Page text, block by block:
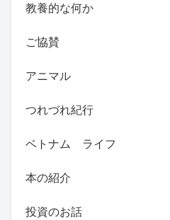
教養的な何か
ご協賛
アニマル
つれづれ紀行
ベトナム ライフ
本の紹介
投資のお話